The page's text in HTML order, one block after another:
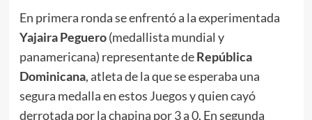
En primera ronda se enfrentó a la experimentada
Yajaira Peguero(medallista mundial y
panamericana) representante deRepública
Dominicana, atleta de la que se esperaba una
segura medalla en estos Juegos y quien cayó
derrotada por la chapina por 3 a 0. En segunda